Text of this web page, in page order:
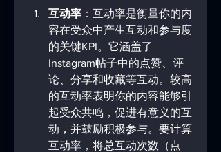
互动率 ：互动率是衡量你的内
容在受众中产生互动和参与度
的关键KPI。它涵盖了
Instagram帖子中的点赞、评
论、分享和收藏等互动。较高
的互动率表明你的内容能够引
起受众共鸣，促进有意义的互
动，并鼓励积极参与。要计算
互动率，将总互动次数（点